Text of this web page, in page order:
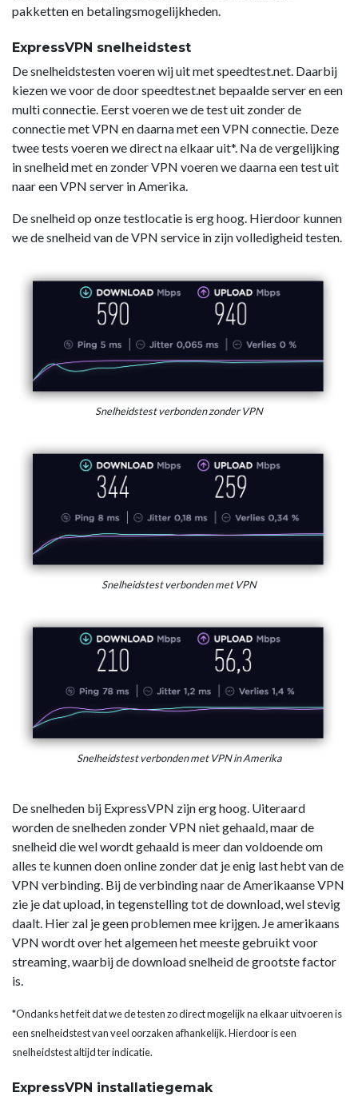
pakketten en betalingsmogelijkheden.
ExpressVPN snelheidstest
De snelheidstesten voeren wij uit met speedtest.net. Daarbij
kiezen we voor de door speedtest.net bepaalde server en een
multi connectie. Eerst voeren we de test uit zonder de
connectie met VPN en daarna met een VPN connectie. Deze
twee tests voeren we direct na elkaar uit*. Na de vergelijking
in snelheid met en zonder VPN voeren we daarna een test uit
naar een VPN server in Amerika.
De snelheid op onze testlocatie is erg hoog. Hierdoor kunnen
we de snelheid van de VPN service in zijn volledigheid testen.
Snelheidstest verbonden zonder VPN
Snelheidstest verbonden met VPN
Snelheidstest verbonden met VPN in Amerika
De snelheden bij ExpressVPN zijn erg hoog. Uiteraard
worden de snelheden zonder VPN niet gehaald, maar de
snelheid die wel wordt gehaald is meer dan voldoende om
alles te kunnen doen online zonder dat je enig last hebt van de
VPN verbinding. Bij de verbinding naar de Amerikaanse VPN
zie je dat upload, in tegenstelling tot de download, wel stevig
daalt. Hier zal je geen problemen mee krijgen. Je amerikaans
VPN wordt over het algemeen het meeste gebruikt voor
streaming, waarbij de download snelheid de grootste factor
is.
*Ondanks het feit dat we de testen zo direct mogelijk na elkaar uitvoeren is
een snelheidstest van veel oorzaken afhankelijk. Hierdoor is een
snelheidstest altijd ter indicatie.
ExpressVPN installatiegemak